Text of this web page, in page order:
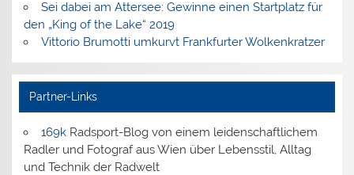
Sei dabei am Attersee: Gewinne einen Startplatz für
den „King of the Lake“ 2019
Vittorio Brumotti umkurvt Frankfurter Wolkenkratzer
Partner-Links
169kRadsport-Blog von einem leidenschaftlichem
Radler und Fotograf aus Wien über Lebensstil, Alltag
und Technik der Radwelt